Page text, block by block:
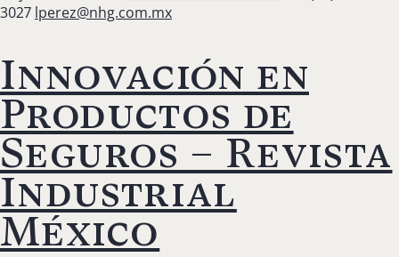
3027 lperez@nhg.com.mx
Innovación en
Productos de
Seguros – Revista
Industrial
México